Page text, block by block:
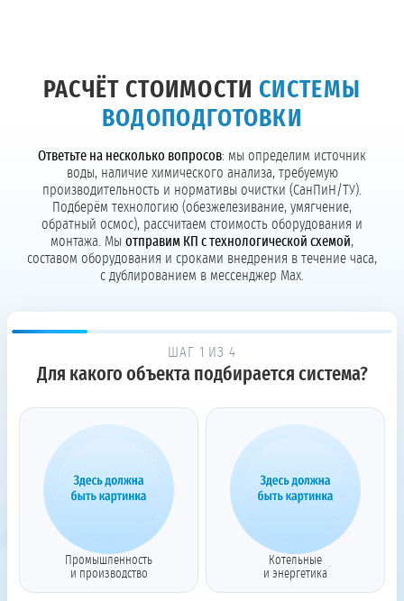
РАСЧЁТ СТОИМОСТИ СИСТЕМЫ
ВОДОПОДГОТОВКИ
Ответьте на несколько вопросов: мы определим источник
воды, наличие химического анализа, требуемую
производительность и нормативы очистки (СанПиН/ТУ).
Подберём технологию (обезжелезивание, умягчение,
обратный осмос), рассчитаем стоимость оборудования и
монтажа. Мы отправим КП с технологической схемой,
составом оборудования и сроками внедрения в течение часа,
с дублированием в мессенджер Max.
ШАГ 1 ИЗ 4
Для какого объекта подбирается система?
Промышленность
и производство
Котельные
и энергетика